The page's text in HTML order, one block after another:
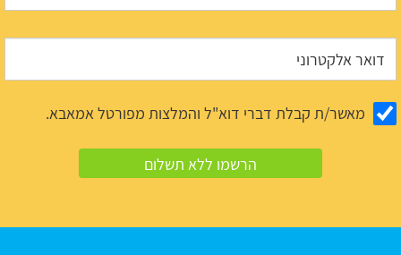
מאשר/ת קבלת דברי דוא"ל והמלצות מפורטל אמאבא.